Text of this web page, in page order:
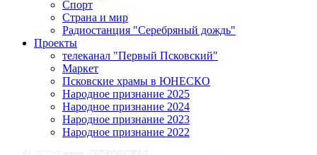
Спорт
Страна и мир
Радиостанция "Серебряный дождь"
Проекты
телеканал "Первый Псковский"
Маркет
Псковские храмы в ЮНЕСКО
Народное признание 2025
Народное признание 2024
Народное признание 2023
Народное признание 2022